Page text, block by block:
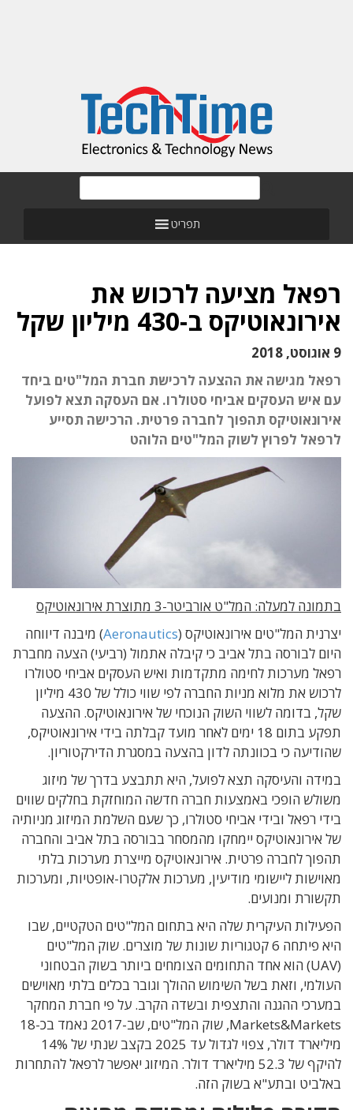
תפריט
רפאל מציעה לרכוש את
אירונאוטיקס ב-430 מיליון שקל
9 אוגוסט, 2018
רפאל מגישה את ההצעה לרכישת חברת המל"טים ביחד
עם איש העסקים אביחי סטולרו. אם העסקה תצא לפועל
אירונאוטיקס תהפוך לחברה פרטית. הרכישה תסייע
לרפאל לפרוץ לשוק המל"טים הלוהט
בתמונה למעלה: המל"ט אורביטר-3 מתוצרת אירונאוטיקס
יצרנית המל"טים אירונאוטיקס (Aeronautics) מיבנה דיווחה
היום לבורסה בתל אביב כי קיבלה אתמול (רביעי) הצעה מחברת
רפאל מערכות לחימה מתקדמות ואיש העסקים אביחי סטולרו
לרכוש את מלוא מניות החברה לפי שווי כולל של 430 מיליון
שקל, בדומה לשווי השוק הנוכחי של אירונאוטיקס. ההצעה
תפקע בתום 18 ימים לאחר מועד קבלתה בידי אירונאוטיקס,
שהודיעה כי בכוונתה לדון בהצעה במסגרת הדירקטוריון.
במידה והעיסקה תצא לפועל, היא תתבצע בדרך של מיזוג
משולש הופכי באמצעות חברה חדשה המוחזקת בחלקים שווים
בידי רפאל ובידי אביחי סטולרו, כך שעם השלמת המיזוג מניותיה
של אירונאוטיקס יימחקו מהמסחר בבורסה בתל אביב והחברה
תהפוך לחברה פרטית. אירונאוטיקס מייצרת מערכות בלתי
מאוישות ליישומי מודיעין, מערכות אלקטרו-אופטיות, ומערכות
תקשורת ומנועים.
הפעילות העיקרית שלה היא בתחום המל"טים הטקטיים, שבו
היא פיתחה 6 קטגוריות שונות של מוצרים. שוק המל"טים
(UAV) הוא אחד התחומים הצומחים ביותר בשוק הבטחוני
העולמי, וזאת בשל השימוש ההולך וגובר בכלים בלתי מאוישים
במערכי ההגנה והתצפית ובשדה הקרב. על פי חברת המחקר
Markets&Markets, שוק המל"טים, שב-2017 נאמד בכ-18
מיליארד דולר, צפוי לגדול עד 2025 בקצב שנתי של 14%
להיקף של 52.3 מיליארד דולר. המיזוג יאפשר לרפאל להתחרות
באלביט ובתע"א בשוק הזה.